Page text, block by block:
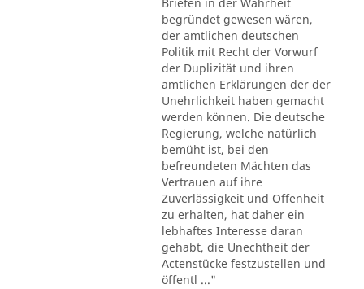
Briefen in der Wahrheit
begründet gewesen wären,
der amtlichen deutschen
Politik mit Recht der Vorwurf
der Duplizität und ihren
amtlichen Erklärungen der der
Unehrlichkeit haben gemacht
werden können. Die deutsche
Regierung, welche natürlich
bemüht ist, bei den
befreundeten Mächten das
Vertrauen auf ihre
Zuverlässigkeit und Offenheit
zu erhalten, hat daher ein
lebhaftes Interesse daran
gehabt, die Unechtheit der
Actenstücke festzustellen und
öffentl ..."